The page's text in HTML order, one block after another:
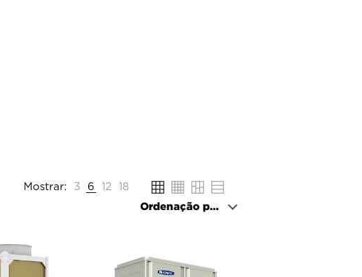
Mostrar: 3 6 12 18